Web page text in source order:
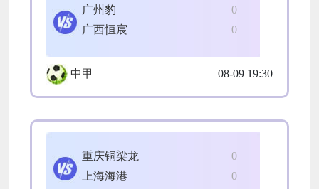
0
广州豹
0
广西恒宸
中甲 08-09 19:30
0
重庆铜梁龙
0
上海海港